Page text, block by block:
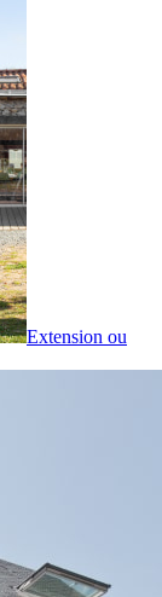
Extension ou